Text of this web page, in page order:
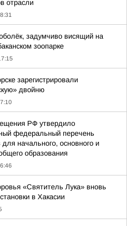
отрасли
задумчиво висящий на
зоопарке
зарегистрировали
двойню
РФ утвердило
федеральный перечень
для начального, основного и
образования
«Святитель Лука» вновь
в Хакасии